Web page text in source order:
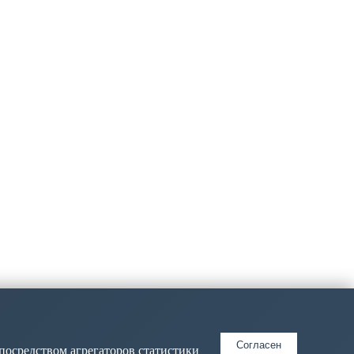
агрегаторов статистики Согласен